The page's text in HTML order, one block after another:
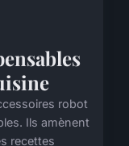
robot
Ils amènent
recettes